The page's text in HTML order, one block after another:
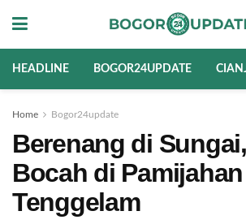
HEADLINE BOGOR24UPDATE
Home Bogor24update
Berenang di
Bocah di
Tenggelam